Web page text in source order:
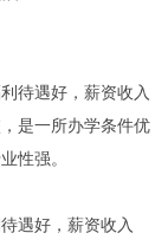
待遇好，薪资收入
是一所办学条件优
性强。
遇好，薪资收入